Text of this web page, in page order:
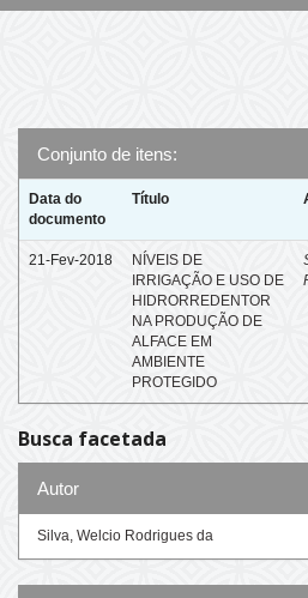
Conjunto de itens:
Data do
documento
Título
21-Fev-2018
NÍVEIS DE
IRRIGAÇÃO E USO DE
HIDRORREDENTOR
NA PRODUÇÃO DE
ALFACE EM
AMBIENTE
PROTEGIDO
Busca facetada
Autor
Silva, Welcio Rodrigues da